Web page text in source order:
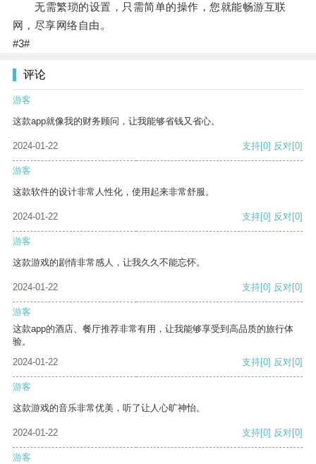
无需繁琐的设置，只需简单的操作，您就能畅游互联
网，尽享网络自由。
#3#
评论
游客
这款app就像我的财务顾问，让我能够省钱又省心。
2024-01-22 支持[0] 反对[0]
游客
这款软件的设计非常人性化，使用起来非常舒服。
2024-01-22 支持[0] 反对[0]
游客
这款游戏的剧情非常感人，让我久久不能忘怀。
2024-01-22 支持[0] 反对[0]
游客
这款app的酒店、餐厅推荐非常有用，让我能够享受到高品质的旅行体
验。
2024-01-22
支持[0] 反对[0]
游客
这款游戏的音乐非常优美，听了让人心旷神怡。
2024-01-22 支持[0] 反对[0]
游客